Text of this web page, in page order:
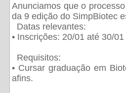
Anunciamos que o
da 9 edição do SimpBiotec
Datas relevantes:
• Inscrições: 20/01 até 30/01
Requisitos:
• Cursar graduação em
afins.